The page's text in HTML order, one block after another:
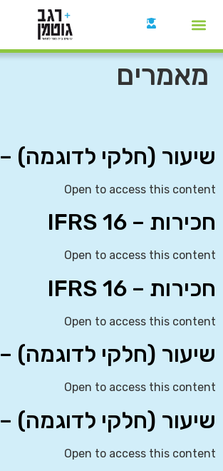
מאמרים
שיעור (חלקי לדוגמה) – IAS 36
Open to access this content
חכירות – IFRS 16
Open to access this content
חכירות – IFRS 16
Open to access this content
שיעור (חלקי לדוגמה) – IAS 23
Open to access this content
שיעור (חלקי לדוגמה) – IAS 23
Open to access this content